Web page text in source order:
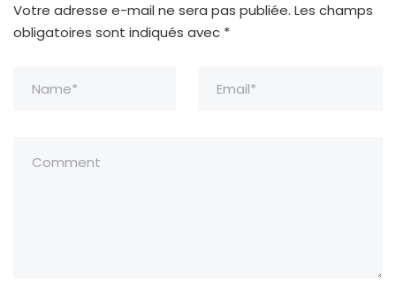
Votre adresse e-mail ne sera pas publiée. Les champs
obligatoires sont indiqués avec *